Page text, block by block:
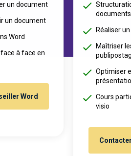
un document
un document
Word
à face en
Word
documents
Réaliser
Maîtriser
Optimiser
Cours
visio